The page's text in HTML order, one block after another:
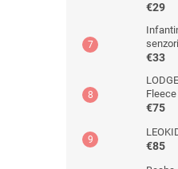
€29
€33
Fleece
€75
€85